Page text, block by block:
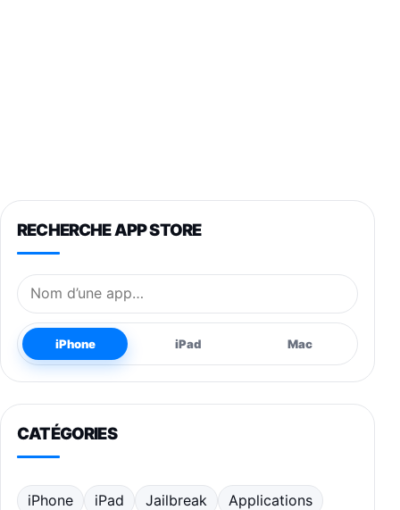
RECHERCHE APP STORE
Nom de l’application
iPhone iPad Mac
CATÉGORIES
iPhone iPad Jailbreak Applications